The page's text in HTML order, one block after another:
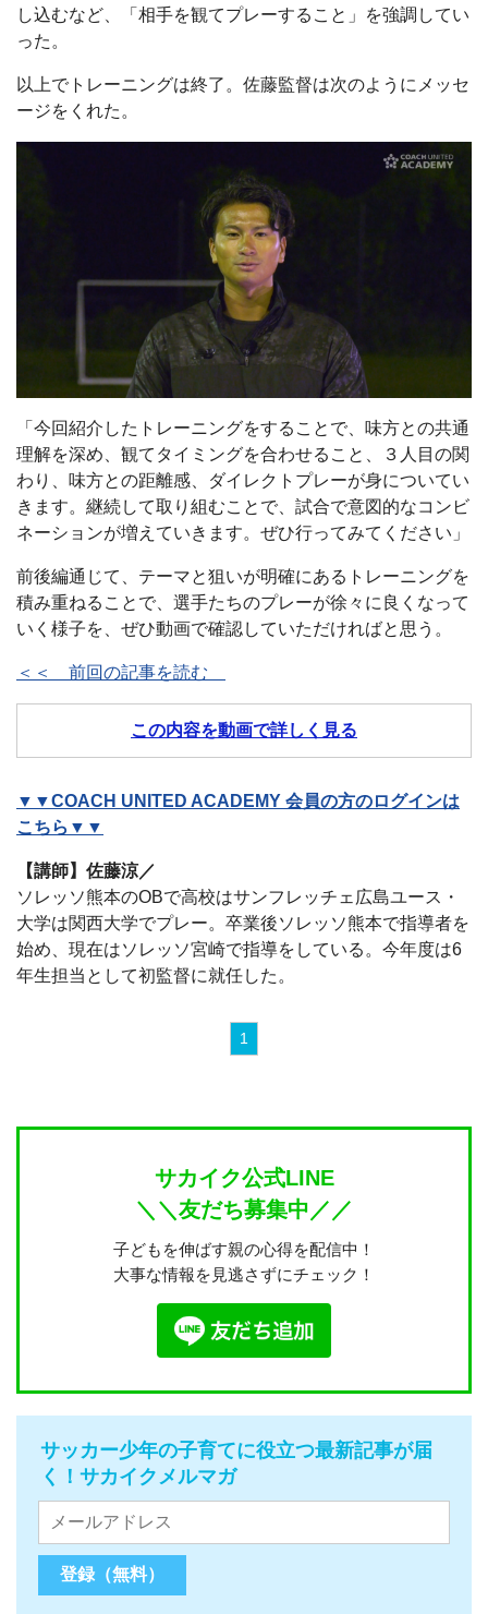
し込むなど、「相手を観てプレーすること」を強調してい
った。
以上でトレーニングは終了。佐藤監督は次のようにメッセ
ージをくれた。
「今回紹介したトレーニングをすることで、味方との共通
理解を深め、観てタイミングを合わせること、３人目の関
わり、味方との距離感、ダイレクトプレーが身についてい
きます。継続して取り組むことで、試合で意図的なコンビ
ネーションが増えていきます。ぜひ行ってみてください」
前後編通じて、テーマと狙いが明確にあるトレーニングを
積み重ねることで、選手たちのプレーが徐々に良くなって
いく様子を、ぜひ動画で確認していただければと思う。
＜＜ 前回の記事を読む
この内容を動画で詳しく見る
▼▼COACH UNITED ACADEMY 会員の方のログインは
こちら▼▼
【講師】佐藤涼／
ソレッソ熊本のOBで高校はサンフレッチェ広島ユース・
大学は関西大学でプレー。卒業後ソレッソ熊本で指導者を
始め、現在はソレッソ宮崎で指導をしている。今年度は6
年生担当として初監督に就任した。
1
サカイク公式LINE
＼＼友だち募集中／／
子どもを伸ばす親の心得を配信中！
大事な情報を見逃さずにチェック！
サッカー少年の子育てに役立つ最新記事が届
く！サカイクメルマガ